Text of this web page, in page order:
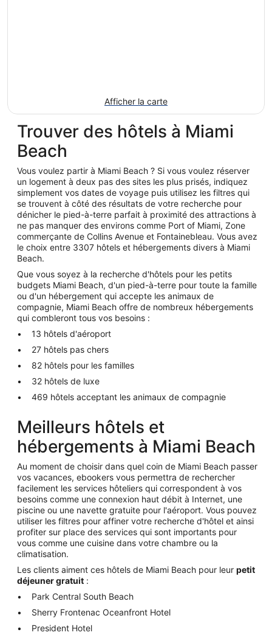
Afficher la carte
Trouver des hôtels à Miami
Beach
Vous voulez partir à Miami Beach ? Si vous voulez réserver
un logement à deux pas des sites les plus prisés, indiquez
simplement vos dates de voyage puis utilisez les filtres qui
se trouvent à côté des résultats de votre recherche pour
dénicher le pied-à-terre parfait à proximité des attractions à
ne pas manquer des environs comme Port of Miami, Zone
commerçante de Collins Avenue et Fontainebleau. Vous avez
le choix entre 3307 hôtels et hébergements divers à Miami
Beach.
Que vous soyez à la recherche d'hôtels pour les petits
budgets Miami Beach, d'un pied-à-terre pour toute la famille
ou d'un hébergement qui accepte les animaux de
compagnie, Miami Beach offre de nombreux hébergements
qui combleront tous vos besoins :
13 hôtels d'aéroport
27 hôtels pas chers
82 hôtels pour les familles
32 hôtels de luxe
469 hôtels acceptant les animaux de compagnie
Meilleurs hôtels et
hébergements à Miami Beach
Au moment de choisir dans quel coin de Miami Beach passer
vos vacances, ebookers vous permettra de rechercher
facilement les services hôteliers qui correspondent à vos
besoins comme une connexion haut débit à Internet, une
piscine ou une navette gratuite pour l'aéroport. Vous pouvez
utiliser les filtres pour affiner votre recherche d'hôtel et ainsi
profiter sur place des services qui sont importants pour
vous comme une cuisine dans votre chambre ou la
climatisation.
Les clients aiment ces hôtels de Miami Beach pour leur petit
déjeuner gratuit :
Park Central South Beach
Sherry Frontenac Oceanfront Hotel
President Hotel